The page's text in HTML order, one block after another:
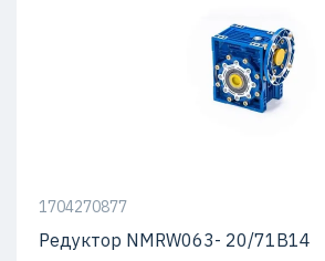
1704270877
Редуктор NMRW063- 20/71B14